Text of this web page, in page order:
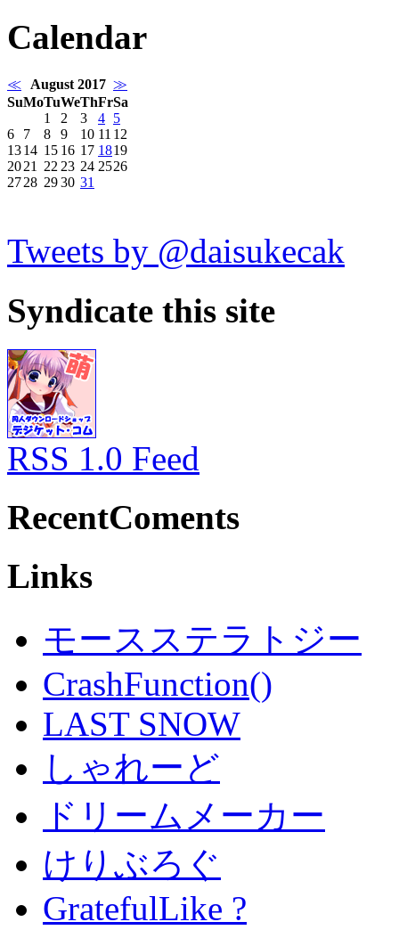
Calendar
≪ August 2017 ≫
SuMoTuWeThFrSa
1
2 3 4 5
6
7 8 9 10 11 12
1314 15 16 17 1819
2021 22 23 24 2526
2728 2930 31
Tweets by @daisukecak
Syndicate this site
RSS 1.0 Feed
RecentComents
Links
モースステラトジー
CrashFunction()
LAST SNOW
しゃれーど
ドリームメーカー
けりぶろぐ
GratefulLike ?